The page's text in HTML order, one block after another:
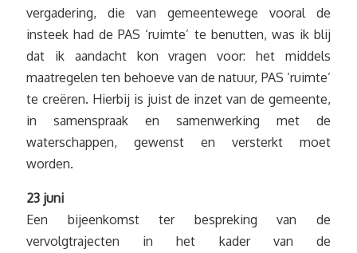
vergadering, die van gemeentewege vooral de
insteek had de PAS ‘ruimte’ te benutten, was ik blij
dat ik aandacht kon vragen voor: het middels
maatregelen ten behoeve van de natuur, PAS ‘ruimte’
te creëren. Hierbij is juist de inzet van de gemeente,
in samenspraak en samenwerking met de
waterschappen, gewenst en versterkt moet
worden.
23 juni
Een bijeenkomst ter bespreking van de
vervolgtrajecten in het kader van de